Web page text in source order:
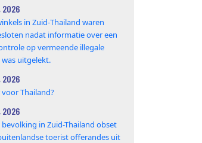
2026
in Zuid‑Thailand waren
nadat informatie over een
op vermeende illegale
uitgelekt.
2026
voor Thailand?
2026
in Zuid-Thailand obset
toerist offerandes uit